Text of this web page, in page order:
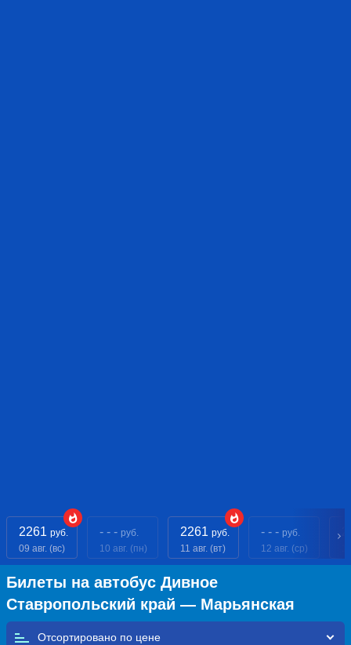
2261 руб.
09 авг. (вс)
- - - руб.
10 авг. (пн)
2261 руб.
11 авг. (вт)
- - - руб.
12 авг. (ср)
Билеты на автобус Дивное
Ставропольский край — Марьянская
Отсортировано по